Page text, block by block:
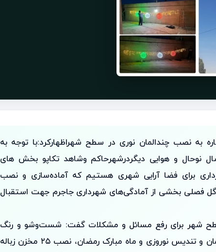
به نصب چندالمان نوری در سطح شهراظهارکرد:با توجه به
نوحال و هوایی دیگردرشهرحاكم وشاهد تكاپو بخش‌ های
برای فضا آرایی شهری هستیم که آماده‌سازی و نصب
نوروزی و کاشت ۴۰ هزار گل فصلی بخشی از آمادگی‌های شهرداری جاجرم جهت استقبال
شهر برای رفع مسائل و مشکلات گفت: شست‌وشو و رنگ
آمیزی مبلمان شهری، نصب ۲۳ اِلمان‌ و تندیس نوروزی و ماه مبارک رمضان، نصب ۲۵ مخزن زباله